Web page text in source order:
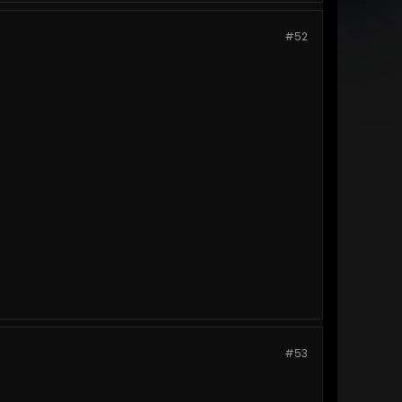
#52
#53